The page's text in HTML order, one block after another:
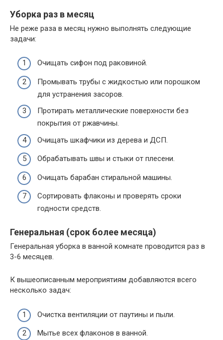
Уборка раз в месяц
Не реже раза в месяц нужно выполнять следующие
задачи:
Очищать сифон под раковиной.
Промывать трубы с жидкостью или порошком
для устранения засоров.
Протирать металлические поверхности без
покрытия от ржавчины.
Очищать шкафчики из дерева и ДСП.
Обрабатывать швы и стыки от плесени.
Очищать барабан стиральной машины.
Сортировать флаконы и проверять сроки
годности средств.
Генеральная (срок более месяца)
Генеральная уборка в ванной комнате проводится раз в
3-6 месяцев.
К вышеописанным мероприятиям добавляются всего
несколько задач:
Очистка вентиляции от паутины и пыли.
Мытье всех флаконов в ванной.